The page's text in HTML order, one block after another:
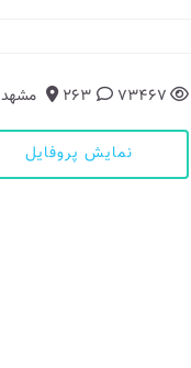
73467
263 مشهد
نمایش پروفایل